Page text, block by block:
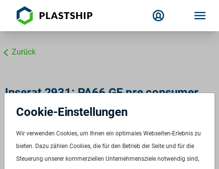
Zurück
Inserat 2931: PA66 GF pre consumer
schwarz
ID:2931
Verfügbar ab:Sofort
Frequenz: Auf Anfrage
Cookie-Einstellungen
Wir verwenden Cookies, um Ihnen ein optimales Webseiten-Erlebnis zu
bieten. Dazu zählen Cookies, die für den Betrieb der Seite und für die
Steuerung unserer kommerziellen Unternehmensziele notwendig sind,